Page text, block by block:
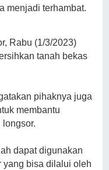
menjadi terhambat.
Rabu (1/3/2023)
tanah bekas
pihaknya juga
membantu
dapat digunakan
yang bisa dilalui oleh